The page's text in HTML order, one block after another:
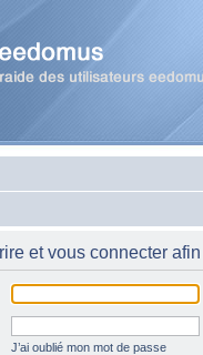
et vous connecter
J’ai oublié mon mot de passe